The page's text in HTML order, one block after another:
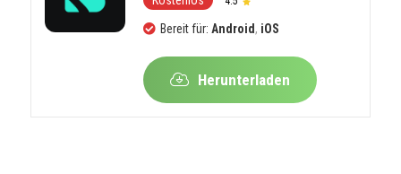
Bereit für: Android , iOS
Herunterladen